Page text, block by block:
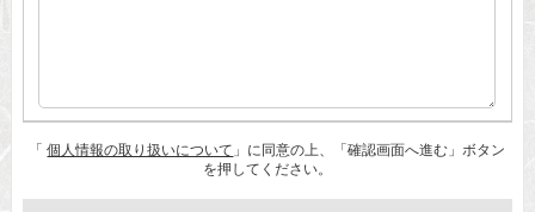
「個人情報の取り扱いについて 」に同意の上、「確認画面へ進む」ボタン
を押してください。